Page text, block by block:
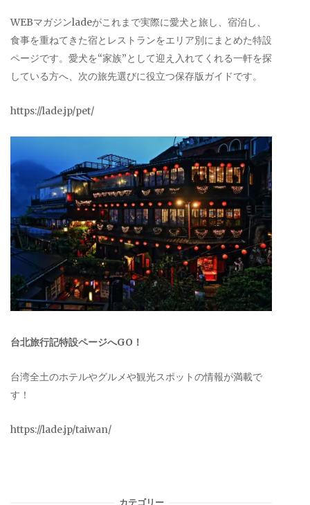
WEBマガジンladeがこれまで実際に愛犬と旅し、宿泊し、
食事を重ねてきた宿とレストランをエリア別にまとめた特設
ページです。愛犬を“家族”として迎え入れてくれる一軒を探
している方へ、次の旅先選びに役立つ保存版ガイドです。
https://lade.jp/pet/
台北旅行記特設ページへGO！
台湾全土のホテルやグルメや観光スポットの情報が満載で
す！
https://lade.jp/taiwan/
カテゴリー